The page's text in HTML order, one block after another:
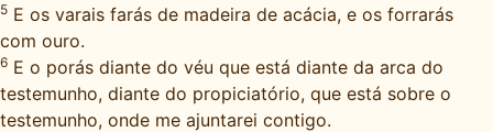
5 E os varais farás de madeira de acácia, e os forrarás
com ouro.
6 E o porás diante do véu que está diante da arca do
testemunho, diante do propiciatório, que está sobre o
testemunho, onde me ajuntarei contigo.